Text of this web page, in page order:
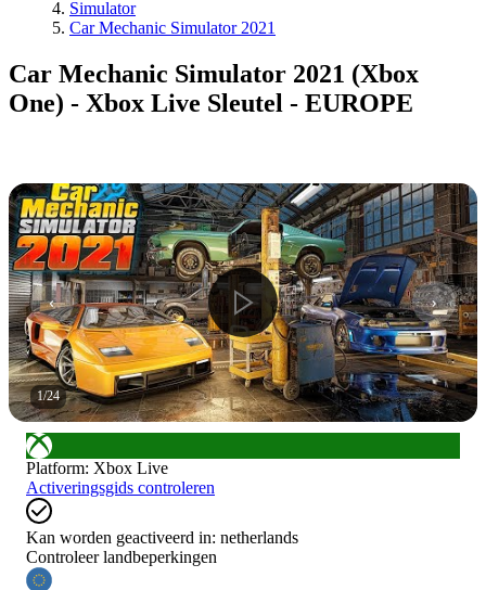
Simulator
Car Mechanic Simulator 2021
Car Mechanic Simulator 2021 (Xbox
One) - Xbox Live Sleutel - EUROPE
1/24
Platform: Xbox Live
Activeringsgids controleren
Kan worden geactiveerd in: netherlands
Controleer landbeperkingen